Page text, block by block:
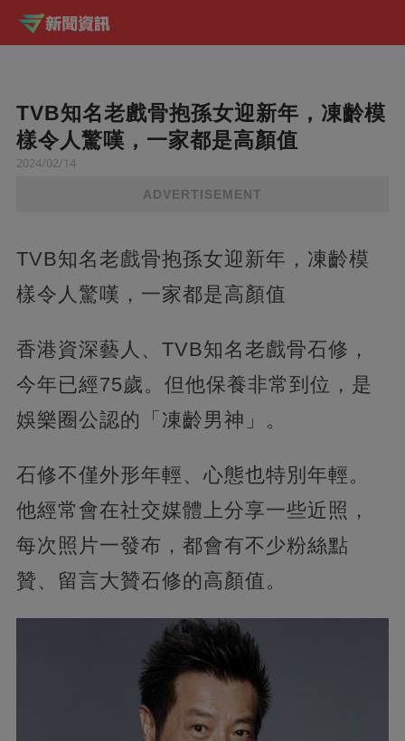
TVB知名老戲骨抱孫女迎新年，凍齡模
樣令人驚嘆，一家都是高顏值
2024/02/14
ADVERTISEMENT
TVB知名老戲骨抱孫女迎新年，凍齡模
樣令人驚嘆，一家都是高顏值
香港資深藝人、TVB知名老戲骨石修，
今年已經75歲。但他保養非常到位，是
娛樂圈公認的「凍齡男神」。
石修不僅外形年輕、心態也特別年輕。
他經常會在社交媒體上分享一些近照，
每次照片一發布，都會有不少粉絲點
贊、留言大贊石修的高顏值。